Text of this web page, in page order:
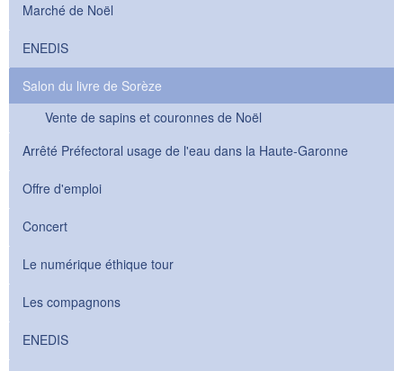
Marché de Noël
ENEDIS
Salon du livre de Sorèze
Vente de sapins et couronnes de Noël
Arrêté Préfectoral usage de l'eau dans la Haute-Garonne
Offre d'emploi
Concert
Le numérique éthique tour
Les compagnons
ENEDIS